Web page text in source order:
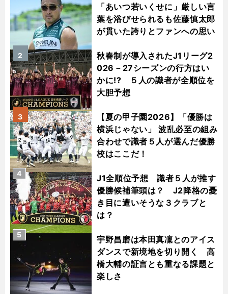
「あいつ若いくせに」厳しい言
葉を浴びせられるも佐藤慎太郎
が貫いた誇りとファンへの思い
秋春制が導入されたJ1リーグ2
026－27シーズンの行方はい
かに!? ５人の識者が全順位を
大胆予想
2
【夏の甲子園2026】「優勝は
横浜じゃない」 波乱必至の組み
合わせで識者５人が選んだ優勝
校はここだ！
3
J1全順位予想 識者５人が推す
優勝候補筆頭は？ J2降格の憂
き目に遭いそうな３クラブと
は？
4
宇野昌磨は本田真凜とのアイス
ダンスで新境地を切り開く 高
橋大輔の証言とも重なる課題と
楽しさ
5